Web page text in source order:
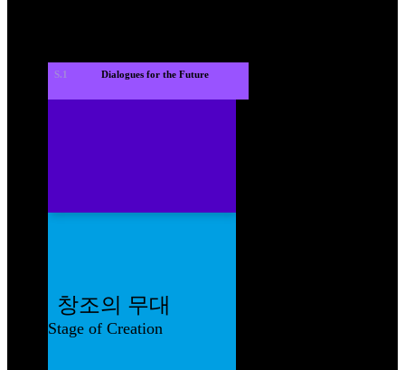
S.1 Dialogues for the Future
창조의 무대
Stage of Creation